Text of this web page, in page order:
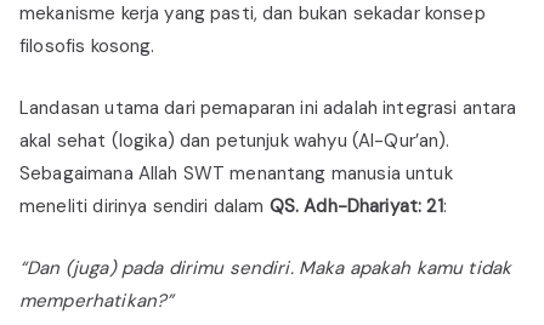
mekanisme kerja yang pasti, dan bukan sekadar konsep
filosofis kosong.
Landasan utama dari pemaparan ini adalah integrasi antara
akal sehat (logika) dan petunjuk wahyu (Al-Qur’an).
Sebagaimana Allah SWT menantang manusia untuk
meneliti dirinya sendiri dalam QS. Adh-Dhariyat: 21:
“Dan (juga) pada dirimu sendiri. Maka apakah kamu tidak
memperhatikan?”